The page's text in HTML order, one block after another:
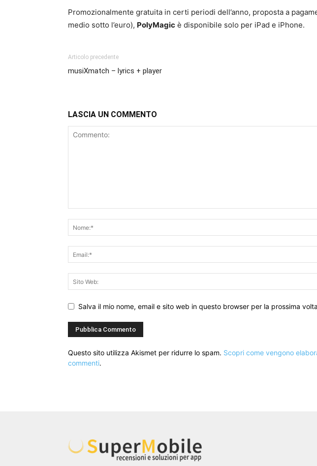
Promozionalmente gratuita in certi periodi dell’anno, proposta a
medio sotto l’euro), PolyMagic è disponibile solo per iPad e iPhone.
Articolo precedente
musiXmatch – lyrics + player
LASCIA UN COMMENTO
Salva il mio nome, email e sito web in questo browser per la prossima
Questo sito utilizza Akismet per ridurre lo spam. Scopri come vengono
commenti.